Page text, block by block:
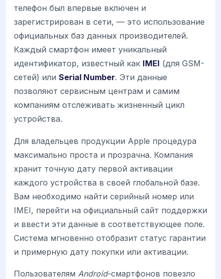
телефон был впервые включен и
зарегистрирован в сети, — это использование
официальных баз данных производителей.
Каждый смартфон имеет уникальный
идентификатор, известный как IMEI (для GSM-
сетей) или Serial Number. Эти данные
позволяют сервисным центрам и самим
компаниям отслеживать жизненный цикл
устройства.
Для владельцев продукции Apple процедура
максимально проста и прозрачна. Компания
хранит точную дату первой активации
каждого устройства в своей глобальной базе.
Вам необходимо найти серийный номер или
IMEI, перейти на официальный сайт поддержки
и ввести эти данные в соответствующее поле.
Система мгновенно отобразит статус гарантии
и примерную дату покупки или активации.
Пользователям Android-смартфонов повезло